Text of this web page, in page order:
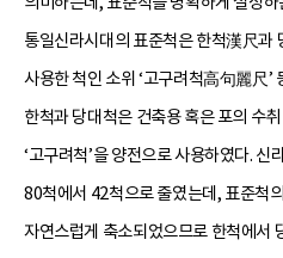
통일신라시대의 표준척은 한척漢尺과
사용한 척인 소위 ‘고구려척高句麗尺’
한척과 당대척은 건축용 혹은 포의 수
‘고구려척’을 양전으로 사용하였다. 신
80척에서 42척으로 줄였는데, 표준척
자연스럽게 축소되었으므로 한척에서